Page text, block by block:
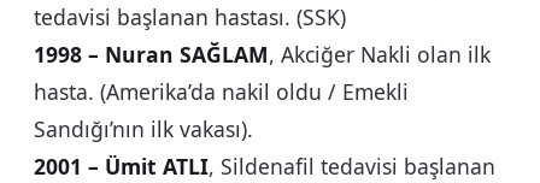
tedavisi başlanan hastası. (SSK)
1998 – Nuran SAĞLAM, Akciğer Nakli olan ilk
hasta. (Amerika’da nakil oldu / Emekli
Sandığı’nın ilk vakası).
2001 – Ümit ATLI, Sildenafil tedavisi başlanan